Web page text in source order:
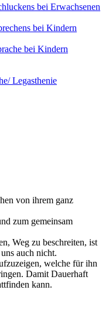
bei Erwachsenen
bei Kindern
bei Kindern
Legasthenie
von ihrem ganz
zum gemeinsam
Weg zu beschreiten, ist
auch nicht.
welche für ihn
Damit Dauerhaft
kann.